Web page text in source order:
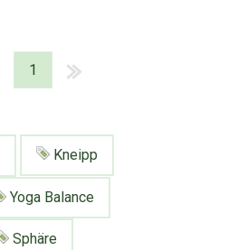
1
Kneipp
Yoga Balance
Sphäre